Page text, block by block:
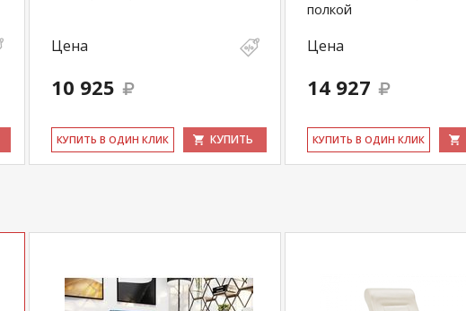
Цена
10 925
КУ­ПИТЬ В ОДИН КЛИК КУПИТЬ
полкой
Цена
14 927
КУ­ПИТЬ В ОДИН КЛИК